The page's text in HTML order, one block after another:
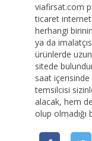
viafirsat.com
ticaret
herhangi
ya da
ürünlerde
sitede
saat
temsilcisi
alacak, hem
olup olmadığı